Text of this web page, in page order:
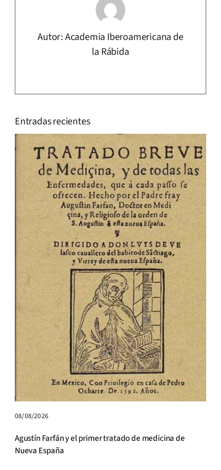
Autor: Academia Iberoamericana de
la Rábida
Entradas recientes
08/08/2026
Agustín Farfán y el primer tratado de medicina de
Nueva España